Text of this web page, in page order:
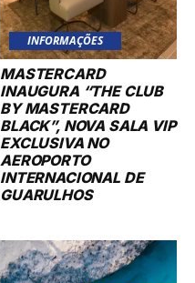
INFORMAÇÕES
MASTERCARD
INAUGURA “THE CLUB
BY MASTERCARD
BLACK”, NOVA SALA VIP
EXCLUSIVA NO
AEROPORTO
INTERNACIONAL DE
GUARULHOS